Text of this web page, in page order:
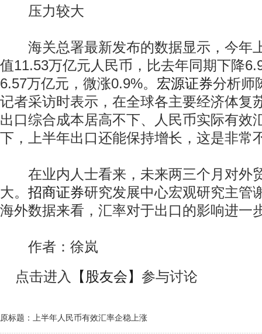
压力较大
海关总署最新发布的数据显示，今年
值11.53万亿元人民币，比去年同期下降
6.57万亿元，微涨0.9%。 宏源证券分析师
记者采访时表示，在全球各主要经济体复
出口综合成本居高不下、人民币实际有效
下，上半年出口还能保持增长，这是非常
在业内人士看来，未来两三个月对外
大。 招商证券研究发展中心宏观研究主管
海外数据来看，汇率对于出口的影响进一
作者：徐岚
点击进入
【股友会】 参与讨论
原标题：上半年人民币有效汇率企稳上涨